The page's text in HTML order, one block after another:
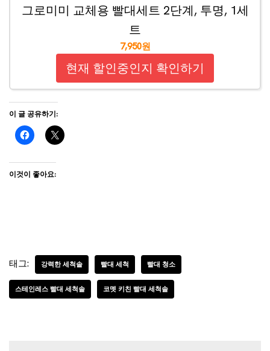
그로미미 교체용 빨대세트 2단계, 투명, 1세
트
7,950원
현재 할인중인지 확인하기
이 글 공유하기:
이것이 좋아요:
태그: 강력한 세척솔 빨대 세척 빨대 청소
스테인레스 빨대 세척솔 코멧 키친 빨대 세척솔